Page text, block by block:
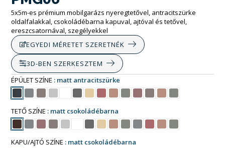
5x5m-es prémium mobilgarázs nyeregtetővel, antracitszürke
oldalfalakkal, csokoládébarna kapuval, ajtóval és tetővel,
ereszcsatornával, szegélyekkel
EGYEDI MÉRETET SZERETNÉK
3D-BEN SZERKESZTEM
ÉPÜLET SZÍNE
matt antracitszürke
TETŐ SZÍNE matt csokoládébarna
KAPU/AJTÓ SZÍNE matt csokoládébarna